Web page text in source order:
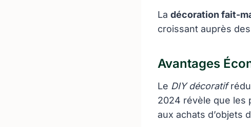
La décoration fait-
croissant auprès
Avantages
Le DIY décoratif
2024 révèle que les
aux achats d’objets